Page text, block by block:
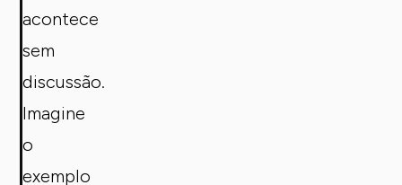
acontece
sem
discussão.
Imagine
o
exemplo